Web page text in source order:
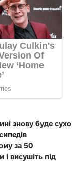
знову буде сухо
за 50
висушіть під